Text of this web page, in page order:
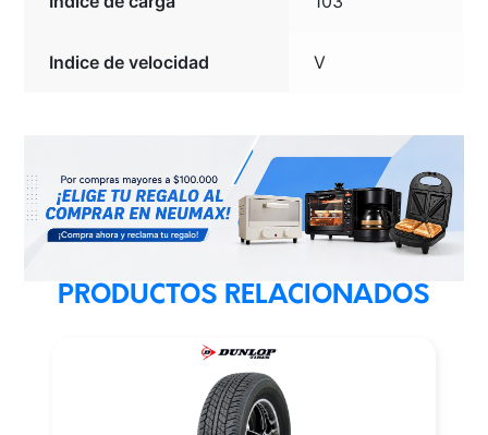
Indice de velocidad V
PRODUCTOS RELACIONADOS